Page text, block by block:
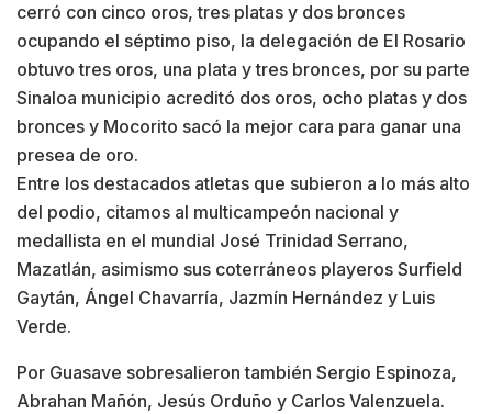
cerró con cinco oros, tres platas y dos bronces
ocupando el séptimo piso, la delegación de El Rosario
obtuvo tres oros, una plata y tres bronces, por su parte
Sinaloa municipio acreditó dos oros, ocho platas y dos
bronces y Mocorito sacó la mejor cara para ganar una
presea de oro.
Entre los destacados atletas que subieron a lo más alto
del podio, citamos al multicampeón nacional y
medallista en el mundial José Trinidad Serrano,
Mazatlán, asimismo sus coterráneos playeros Surfield
Gaytán, Ángel Chavarría, Jazmín Hernández y Luis
Verde.
Por Guasave sobresalieron también Sergio Espinoza,
Abrahan Mañón, Jesús Orduño y Carlos Valenzuela.